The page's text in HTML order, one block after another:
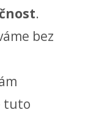
.
bez
tuto